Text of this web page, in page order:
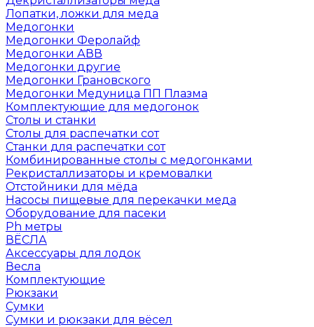
Лопатки, ложки для меда
Медогонки
Медогонки Феролайф
Медогонки АВВ
Медогонки другие
Медогонки Грановского
Медогонки Медуница ПП Плазма
Комплектующие для медогонок
Столы и станки
Столы для распечатки сот
Станки для распечатки сот
Комбинированные столы с медогонками
Рекристаллизаторы и кремовалки
Отстойники для мёда
Насосы пищевые для перекачки меда
Оборудование для пасеки
Ph метры
ВЁСЛА
Аксессуары для лодок
Весла
Комплектующие
Рюкзаки
Сумки
Сумки и рюкзаки для вёсел